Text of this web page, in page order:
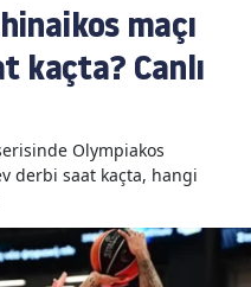
maçı
kaçta? Canlı
Olympiakos
derbi saat kaçta, hangi